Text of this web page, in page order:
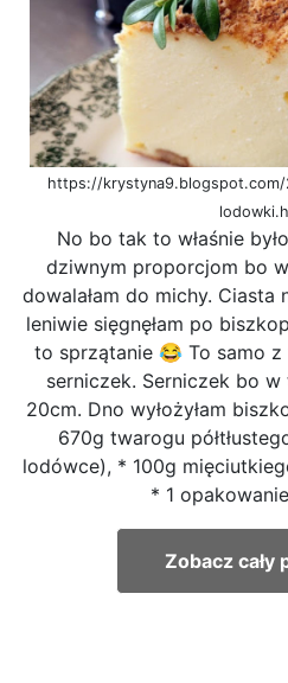
https://
No bo tak to właśnie
dziwnym proporcjom bo
dowalałam do michy. Ciasta
leniwie sięgnęłam po
to sprzątanie 😂 To samo z
serniczek. Serniczek bo
20cm. Dno wyłożyłam
670g twarogu
lodówce), * 100g
* 1
Zobacz cały